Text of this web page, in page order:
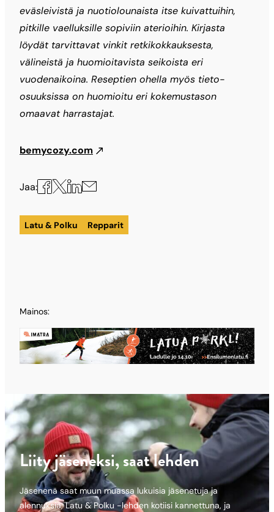
eväsleivistä ja nuotiolounaista itse kuivattuihin,
pitkille vaelluksille sopiviin aterioihin. Kirjasta
löydät tarvittavat vinkit retkikokkauksesta,
välineistä ja huomioitavista seikoista eri
vuodenaikoina. Reseptien ohella myös tieto-
osuuksissa on huomioitu eri kokemustason
omaavat harrastajat.
bemycozy.com
Jaa: Jaa
Facebookissa
Jaa
X:ssä
Jaa
LinkedInissä
Jaa
sähköpostilla
Latu & Polku Repparit
Mainos:
Liity jäseneksi, saat lehden
Jäsenenä saat muun muassa lukuisia jäsenetuja ja
alennuksia, Latu & Polku -lehden kotiisi kannettuna, ja